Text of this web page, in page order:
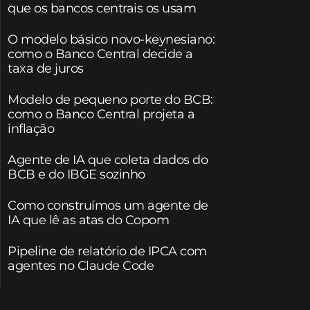
que os bancos centrais os usam
O modelo básico novo-keynesiano:
como o Banco Central decide a
taxa de juros
Modelo de pequeno porte do BCB:
como o Banco Central projeta a
inflação
Agente de IA que coleta dados do
BCB e do IBGE sozinho
Como construímos um agente de
IA que lê as atas do Copom
Pipeline de relatório de IPCA com
agentes no Claude Code